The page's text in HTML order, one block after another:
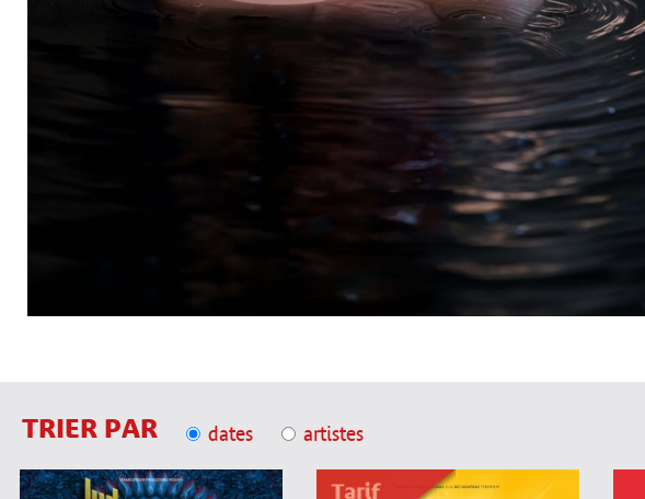
TRIER PAR dates artistes